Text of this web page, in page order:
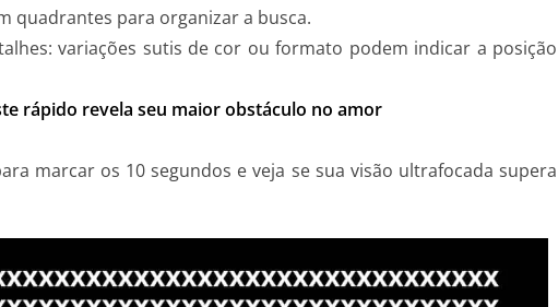
quadrantes para organizar a busca.
variações sutis de cor ou formato podem indicar a posição
rápido revela seu maior obstáculo no amor
marcar os 10 segundos e veja se sua visão ultrafocada supera